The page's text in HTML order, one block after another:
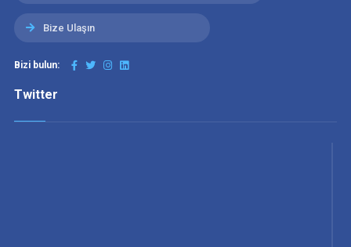
Bize Ulaşın
Bizi bulun:
Twitter